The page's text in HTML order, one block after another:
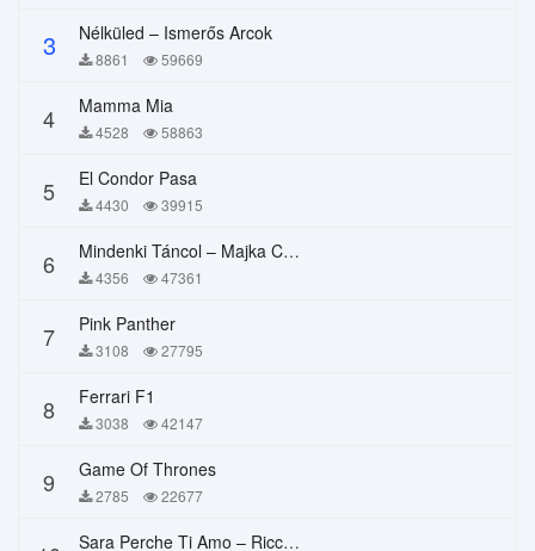
3 Nélküled – Ismerős Arcok
8861 59669
4 Mamma Mia
4528 58863
5 El Condor Pasa
4430 39915
6 Mindenki Táncol – Majka Curtis, Péter Majoros
4356 47361
7 Pink Panther
3108 27795
8 Ferrari F1
3038 42147
9 Game Of Thrones
2785 22677
Sara Perche Ti Amo – Ricchi E Poveri